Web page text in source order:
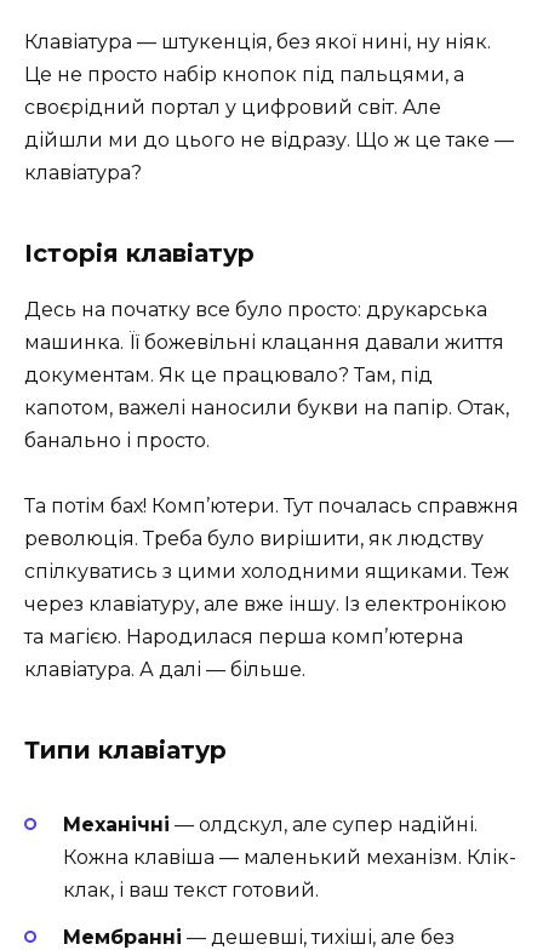
Клавіатура — штукенція, без якої нині, ну ніяк.
Це не просто набір кнопок під пальцями, а
своєрідний портал у цифровий світ. Але
дійшли ми до цього не відразу. Що ж це таке —
клавіатура?
Історія клавіатур
Десь на початку все було просто: друкарська
машинка. Її божевільні клацання давали життя
документам. Як це працювало? Там, під
капотом, важелі наносили букви на папір. Отак,
банально і просто.
Та потім бах! Комп’ютери. Тут почалась справжня
революція. Треба було вирішити, як людству
спілкуватись з цими холодними ящиками. Теж
через клавіатуру, але вже іншу. Із електронікою
та магією. Народилася перша комп’ютерна
клавіатура. А далі — більше.
Типи клавіатур
Механічні — олдскул, але супер надійні.
Кожна клавіша — маленький механізм. Клік-
клак, і ваш текст готовий.
Мембранні — дешевші, тихіші, але без